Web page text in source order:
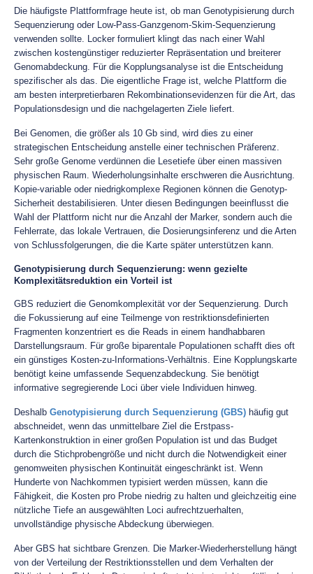
Die häufigste Plattformfrage heute ist, ob man Genotypisierung durch
Sequenzierung oder Low-Pass-Ganzgenom-Skim-Sequenzierung
verwenden sollte. Locker formuliert klingt das nach einer Wahl
zwischen kostengünstiger reduzierter Repräsentation und breiterer
Genomabdeckung. Für die Kopplungsanalyse ist die Entscheidung
spezifischer als das. Die eigentliche Frage ist, welche Plattform die
am besten interpretierbaren Rekombinationsevidenzen für die Art, das
Populationsdesign und die nachgelagerten Ziele liefert.
Bei Genomen, die größer als 10 Gb sind, wird dies zu einer
strategischen Entscheidung anstelle einer technischen Präferenz.
Sehr große Genome verdünnen die Lesetiefe über einen massiven
physischen Raum. Wiederholungsinhalte erschweren die Ausrichtung.
Kopie-variable oder niedrigkomplexe Regionen können die Genotyp-
Sicherheit destabilisieren. Unter diesen Bedingungen beeinflusst die
Wahl der Plattform nicht nur die Anzahl der Marker, sondern auch die
Fehlerrate, das lokale Vertrauen, die Dosierungsinferenz und die Arten
von Schlussfolgerungen, die die Karte später unterstützen kann.
Genotypisierung durch Sequenzierung: wenn gezielte
Komplexitätsreduktion ein Vorteil ist
GBS reduziert die Genomkomplexität vor der Sequenzierung. Durch
die Fokussierung auf eine Teilmenge von restriktionsdefinierten
Fragmenten konzentriert es die Reads in einem handhabbaren
Darstellungsraum. Für große biparentale Populationen schafft dies oft
ein günstiges Kosten-zu-Informations-Verhältnis. Eine Kopplungskarte
benötigt keine umfassende Sequenzabdeckung. Sie benötigt
informative segregierende Loci über viele Individuen hinweg.
Deshalb Genotypisierung durch Sequenzierung (GBS) häufig gut
abschneidet, wenn das unmittelbare Ziel die Erstpass-
Kartenkonstruktion in einer großen Population ist und das Budget
durch die Stichprobengröße und nicht durch die Notwendigkeit einer
genomweiten physischen Kontinuität eingeschränkt ist. Wenn
Hunderte von Nachkommen typisiert werden müssen, kann die
Fähigkeit, die Kosten pro Probe niedrig zu halten und gleichzeitig eine
nützliche Tiefe an ausgewählten Loci aufrechtzuerhalten,
unvollständige physische Abdeckung überwiegen.
Aber GBS hat sichtbare Grenzen. Die Marker-Wiederherstellung hängt
von der Verteilung der Restriktionsstellen und dem Verhalten der